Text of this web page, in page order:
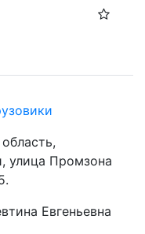
улица Промзона
Евгеньевна